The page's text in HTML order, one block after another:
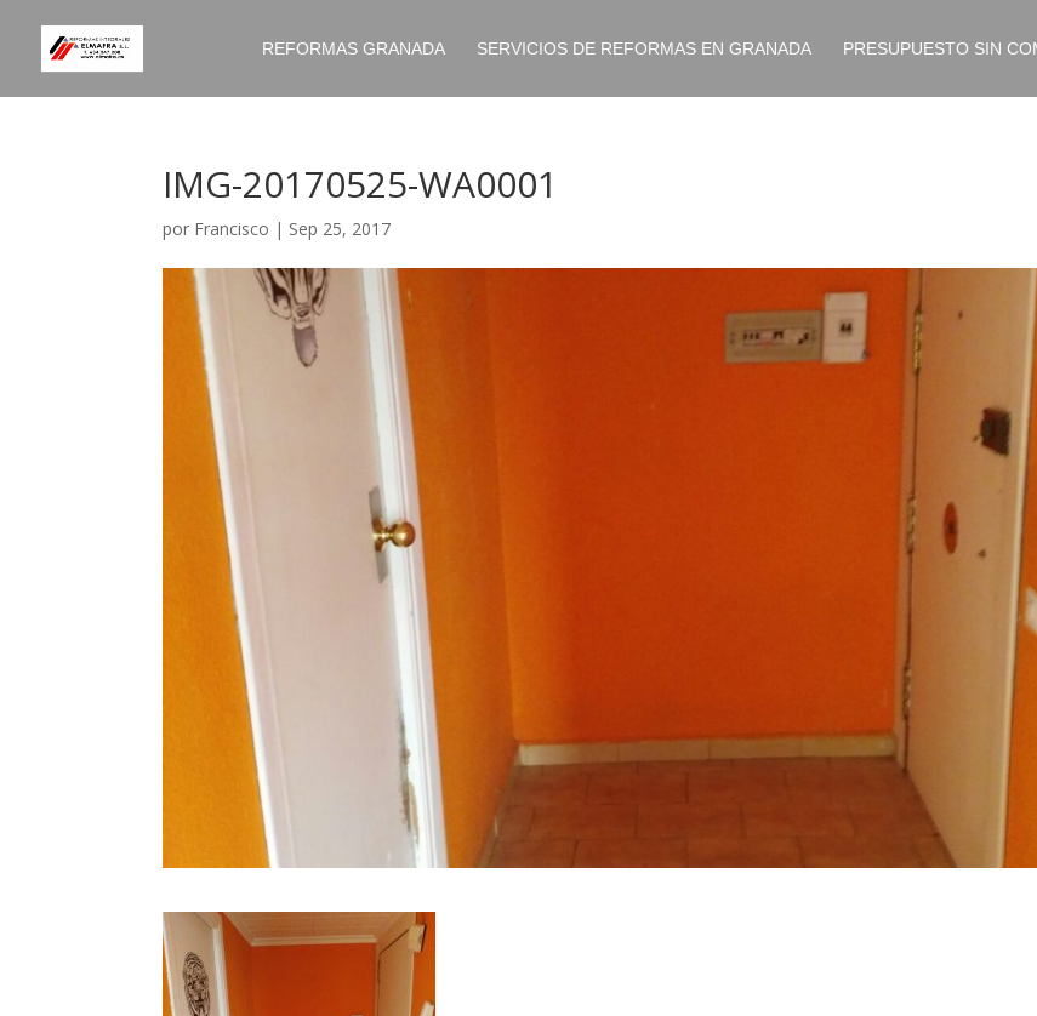
REFORMAS GRANADA SERVICIOS DE REFORMAS EN GRANADA PRESUPUESTO SIN
IMG-20170525-WA0001
por Francisco | Sep 25, 2017